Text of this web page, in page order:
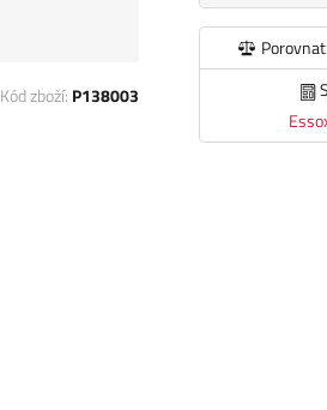
Porovnat
Kód zboží: P138003